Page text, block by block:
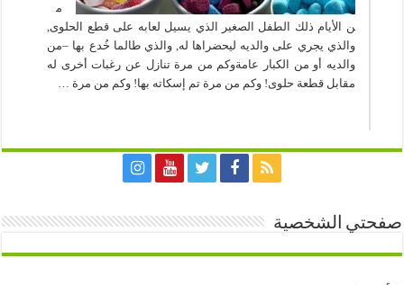
م
ن الأيام ذلك الطفل الصغير الذي يسيل لعابه على قطع الحلوى,
والذي يجري على والديه ليحضراها له, والذي طالما خُدع بها –من
والديه أو من الكبار عامةوكم من مرة تنازل عن رغبات أخرى له
مقابل قطعة حلوى! وكم من مرة تم إسكاته بها! وكم من مرة …
صفحتي الشخصية